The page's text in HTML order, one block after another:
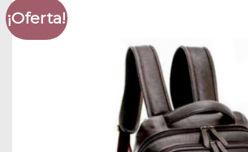
¡Oferta!